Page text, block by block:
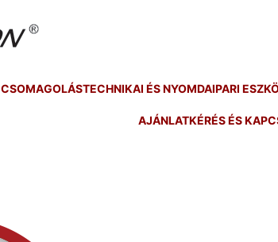
CSOMAGOLÁSTECHNIKAI ÉS NYOMDAIPARI
AJÁNLATKÉRÉS ÉS